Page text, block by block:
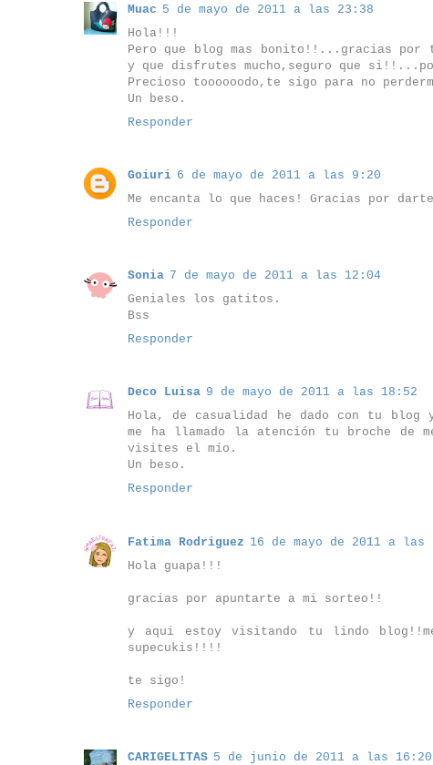
Muac 5 de mayo de 2011 a las 23:38
Hola!!!
Pero que blog mas bonito!!...gracias por
y que disfrutes mucho,seguro que
Precioso toooooodo,te sigo para no
Un beso.
Responder
Goiuri 6 de mayo de 2011 a las 9:20
Me encanta lo que haces! Gracias por
Responder
Sonia 7 de mayo de 2011 a las 12:04
Geniales los gatitos.
Bss
Responder
Deco Luisa 9 de mayo de 2011 a las 18:52
Hola, de casualidad he dado con tu blog
me ha llamado la atención tu broche
visites el mío.
Un beso.
Responder
Fatima Rodriguez 16 de mayo de 2011 a las
Hola guapa!!!
gracias por apuntarte a mi sorteo!!
y aqui estoy visitando tu lindo
supecukis!!!!
te sigo!
Responder
CARIGELITAS 5 de junio de 2011 a las 16:20